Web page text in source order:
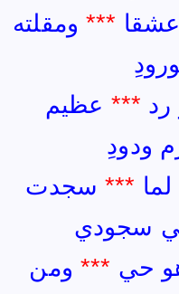
***ومقلته
رد *** عظيم
ودودِ
***سجدت
سجودي
حي ***ومن